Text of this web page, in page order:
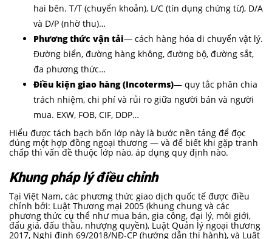
hai bên. T/T (chuyển khoản), L/C (tín dụng chứng từ), D/A
và D/P (nhờ thu)…
Phương thức vận tải— cách hàng hóa di chuyển vật lý.
Đường biển, đường hàng không, đường bộ, đường sắt,
đa phương thức…
Điều kiện giao hàng (Incoterms)— quy tắc phân chia
trách nhiệm, chi phí và rủi ro giữa người bán và người
mua. EXW, FOB, CIF, DDP…
Hiểu được tách bạch bốn lớp này là bước nền tảng để đọc
đúng một hợp đồng ngoại thương — và để biết khi gặp tranh
chấp thì vấn đề thuộc lớp nào, áp dụng quy định nào.
Khung pháp lý điều chỉnh
Tại Việt Nam, các phương thức giao dịch quốc tế được điều
chỉnh bởi: Luật Thương mại 2005 (khung chung và các
phương thức cụ thể như mua bán, gia công, đại lý, môi giới,
đấu giá, đấu thầu, nhượng quyền), Luật Quản lý ngoại thương
2017, Nghị định 69/2018/NĐ-CP (hướng dẫn thi hành), và Luật